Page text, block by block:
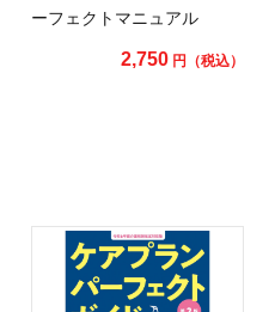
ーフェクトマニュアル
2,750 円（税込）